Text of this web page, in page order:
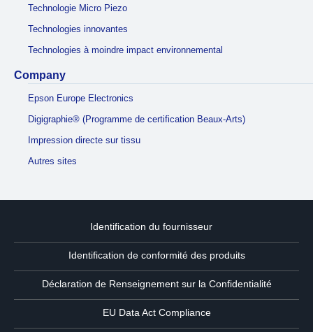
Technologie Micro Piezo
Technologies innovantes
Technologies à moindre impact environnemental
Company
Epson Europe Electronics
Digigraphie® (Programme de certification Beaux-Arts)
Impression directe sur tissu
Autres sites
Identification du fournisseur
Identification de conformité des produits
Déclaration de Renseignement sur la Confidentialité
EU Data Act Compliance